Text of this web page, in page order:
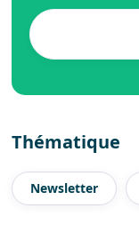
Thématique
Newsletter